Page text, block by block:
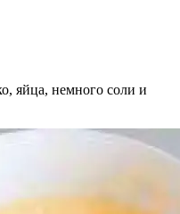
яйца, немного соли и